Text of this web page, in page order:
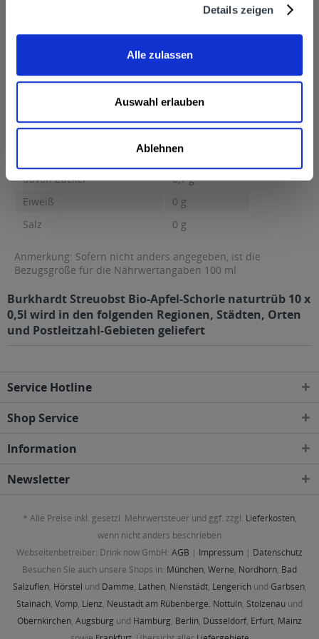
Details zeigen
Alle zulassen
Auswahl erlauben
Ablehnen
89150 Laichingen, Telefon: 0 73 33 / 96 96-0
Nährwertangaben
Brennwert 27 kcal / 113 kJ Fett 0,1 g davon gesättigte Fettsäuren
Brennwert
27 kcal / 113 kJ
0,1 g
davon gesättigte Fettsäuren
0,1 g
6,1 g
davon Zucker
6,1 g
Eiweiß
0 g
Salz
0 g
Anmerkung: Sofern nicht anders angegeben, ist die
Bezugsgröße für die Nährwertangaben 100 ml
Burkhardt Streuobst Bio-Apfel-Schorle naturtrüb 10 x
0,5l wird in den folgenden Regionen, Städten, Orten
und Postleitzahl-Gebieten geliefert
Service Hotline
Shop Service
Information
Newsletter
* Alle Preise inkl. gesetzl. Mehrwertsteuer und ggf. zzgl. Lieferkosten,
wenn nicht anders beschrieben
Webseitenbetreiber: Drink now GmbH: AGB | Impressum | Datenschutz
Besuchen Sie auch unsere Shops in: München, Werne, Nordhorn, Bad
Salzuflen, Hörstel und Damme, Lathen, Nienstädt, Lengerichund Garbsen,
Stainach, Vomp, Lienz, Neustadt am Rübenberge, Nottuln, Stolzenau und
Obernkirchen, Augsburg und Hamburg, Berlin, Düsseldorf, Erfurt, Mainz